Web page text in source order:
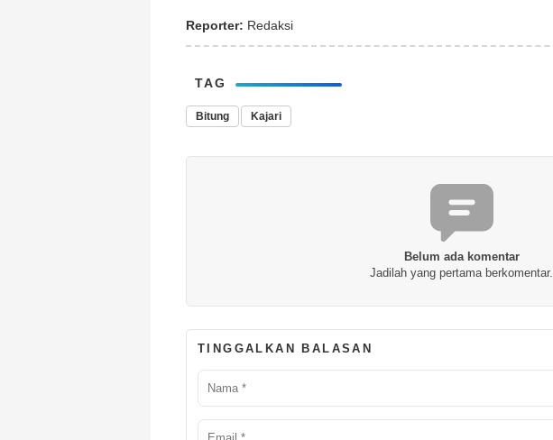
Reporter: Redaksi
TAG
Bitung Kajari
Belum ada komentar
Jadilah yang pertama berkomentar.
TINGGALKAN BALASAN